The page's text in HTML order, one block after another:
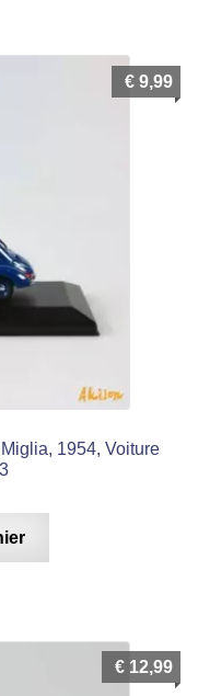
1954, Voiture
€ 9,99
€ 12,99